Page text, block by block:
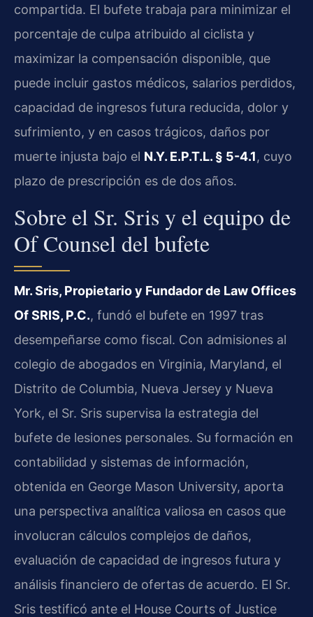
compartida. El bufete trabaja para minimizar el
porcentaje de culpa atribuido al ciclista y
maximizar la compensación disponible, que
puede incluir gastos médicos, salarios perdidos,
capacidad de ingresos futura reducida, dolor y
sufrimiento, y en casos trágicos, daños por
muerte injusta bajo el N.Y. E.P.T.L. § 5-4.1, cuyo
plazo de prescripción es de dos años.
Sobre el Sr. Sris y el equipo de
Of Counsel del bufete
Mr. Sris, Propietario y Fundador de Law Offices
Of SRIS, P.C., fundó el bufete en 1997 tras
desempeñarse como fiscal. Con admisiones al
colegio de abogados en Virginia, Maryland, el
Distrito de Columbia, Nueva Jersey y Nueva
York, el Sr. Sris supervisa la estrategia del
bufete de lesiones personales. Su formación en
contabilidad y sistemas de información,
obtenida en George Mason University, aporta
una perspectiva analítica valiosa en casos que
involucran cálculos complejos de daños,
evaluación de capacidad de ingresos futura y
análisis financiero de ofertas de acuerdo. El Sr.
Sris testificó ante el House Courts of Justice